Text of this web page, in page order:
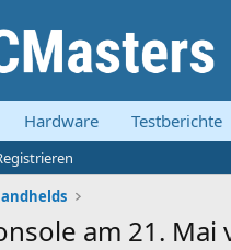
Hardware Testberichte
am 21.